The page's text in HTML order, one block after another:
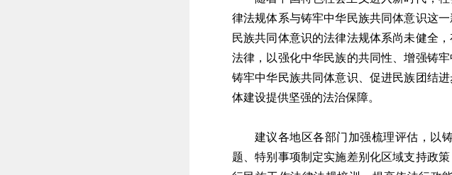
律法规体系与铸牢中华民族共同体意识这
民族共同体意识的法律法规体系尚未健全
法律，以强化中华民族的共同性、增强铸
铸牢中华民族共同体意识、促进民族团结
体建设提供坚强的法治保障。
建议各地区各部门加强梳理评估，以
题、特别事项制定实施差别化区域支持政